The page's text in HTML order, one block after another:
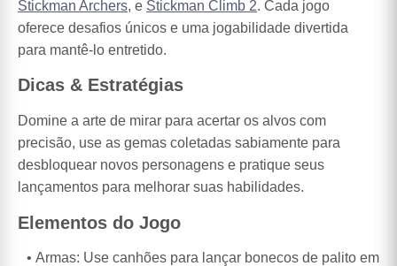
Stickman Archers, e Stickman Climb 2. Cada jogo
oferece desafios únicos e uma jogabilidade divertida
para mantê-lo entretido.
Dicas & Estratégias
Domine a arte de mirar para acertar os alvos com
precisão, use as gemas coletadas sabiamente para
desbloquear novos personagens e pratique seus
lançamentos para melhorar suas habilidades.
Elementos do Jogo
Armas: Use canhões para lançar bonecos de palito em